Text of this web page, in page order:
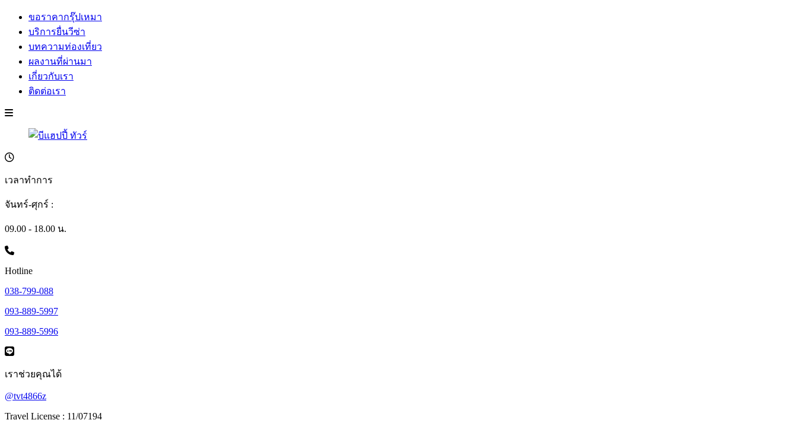
ขอราคากรุ๊ปเหมา
บริการยื่นวีซ่า
บทความท่องเที่ยว
ผลงานที่ผ่านมา
เกี่ยวกับเรา
ติดต่อเรา
เวลาทำการ
จันทร์-ศุกร์ :
09.00 - 18.00 น.
Hotline
038-799-088
093-889-5997
093-889-5996
เราช่วยคุณได้
@tvt4866z
Travel License : 11/07194